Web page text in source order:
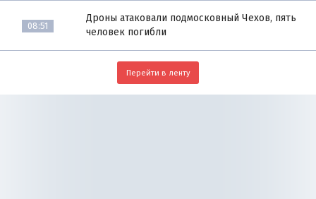
08:51
Дроны атаковали подмосковный Чехов, пять
человек погибли
Перейти в ленту